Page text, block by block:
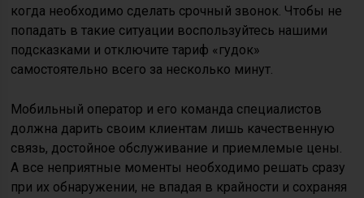
когда необходимо сделать срочный звонок. Чтобы не
попадать в такие ситуации воспользуйтесь нашими
подсказками и отключите тариф «гудок»
самостоятельно всего за несколько минут.
Мобильный оператор и его команда специалистов
должна дарить своим клиентам лишь качественную
связь, достойное обслуживание и приемлемые цены.
А все неприятные моменты необходимо решать сразу
при их обнаружении, не впадая в крайности и сохраняя